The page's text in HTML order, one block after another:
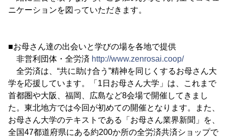
ニケーションを図っていただきます。
■お母さん達の出会いと学びの場を各地で提供
非営利団体・全労済 http://www.zenrosai.coop/
全労済は、“共に助け合う”精神を同じくするお母さん大
学を応援しています。「1日お母さん大学」は、これまで
首都圏や大阪、福岡、広島など8会場で開催してきまし
た。東北地方では今回が初めての開催となります。また、
お母さん大学のテキストである「お母さん業界新聞」を、
全国47都道府県にある約200か所の全労済共済ショップで